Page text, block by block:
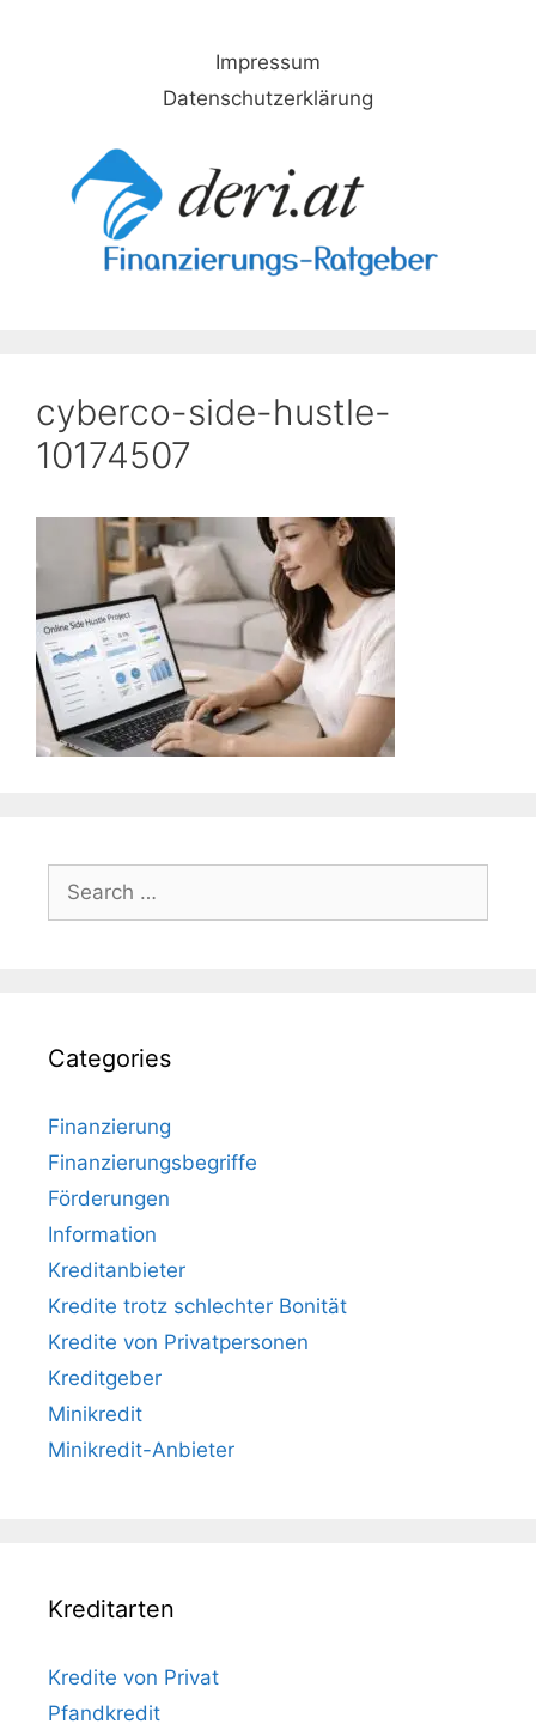
Impressum
Datenschutzerklärung
cyberco-side-hustle-
10174507
Search
for:
Categories
Finanzierung
Finanzierungsbegriffe
Förderungen
Information
Kreditanbieter
Kredite trotz schlechter Bonität
Kredite von Privatpersonen
Kreditgeber
Minikredit
Minikredit-Anbieter
Kreditarten
Kredite von Privat
Pfandkredit